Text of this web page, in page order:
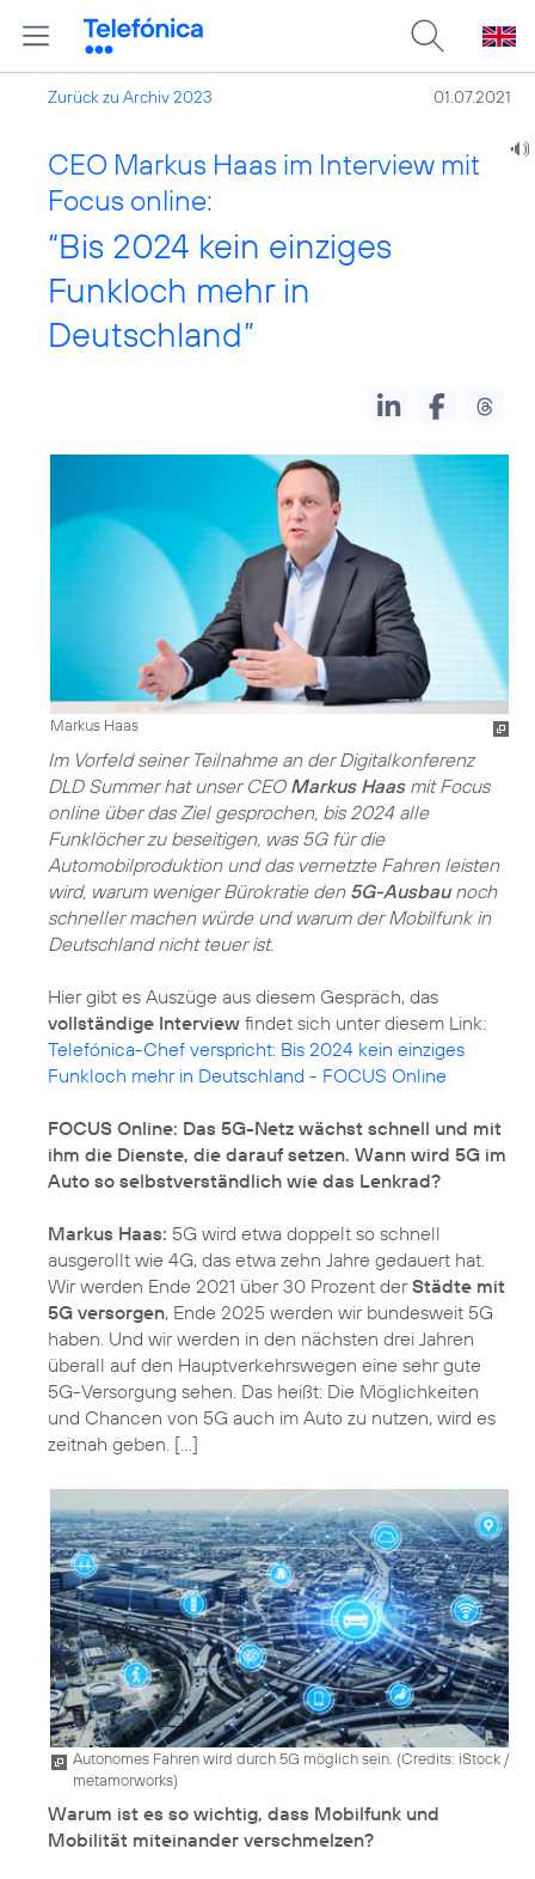
Zurück zu Archiv 2023 01.07.2021
CEO Markus Haas im Interview mit
Focus online:
“Bis 2024 kein einziges
Funkloch mehr in
Deutschland”
Markus Haas
Im Vorfeld seiner Teilnahme an der Digitalkonferenz
DLD Summer hat unser CEO Markus Haasmit Focus
online über das Ziel gesprochen, bis 2024 alle
Funklöcher zu beseitigen, was 5G für die
Automobilproduktion und das vernetzte Fahren leisten
wird, warum weniger Bürokratie den 5G-Ausbaunoch
schneller machen würde und warum der Mobilfunk in
Deutschland nicht teuer ist.
Hier gibt es Auszüge aus diesem Gespräch, das
vollständige Interview findet sich unter diesem Link:
Telefónica-Chef verspricht: Bis 2024 kein einziges
Funkloch mehr in Deutschland - FOCUS Online
FOCUS Online: Das 5G-Netz wächst schnell und mit
ihm die Dienste, die darauf setzen. Wann wird 5G im
Auto so selbstverständlich wie das Lenkrad?
Markus Haas: 5G wird etwa doppelt so schnell
ausgerollt wie 4G, das etwa zehn Jahre gedauert hat.
Wir werden Ende 2021 über 30 Prozent derStädte mit
5G versorgen, Ende 2025 werden wir bundesweit 5G
haben. Und wir werden in den nächsten drei Jahren
überall auf den Hauptverkehrswegen eine sehr gute
5G-Versorgung sehen. Das heißt: Die Möglichkeiten
und Chancen von 5G auch im Auto zu nutzen, wird es
zeitnah geben. [...]
Autonomes Fahren wird durch 5G möglich sein. (Credits: iStock /
metamorworks)
Warum ist es so wichtig, dass Mobilfunk und
Mobilität miteinander verschmelzen?